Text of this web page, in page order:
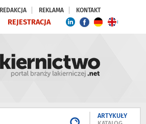
REDAKCJA REKLAMA KONTAKT
REJESTRACJA
ARTYKUŁY